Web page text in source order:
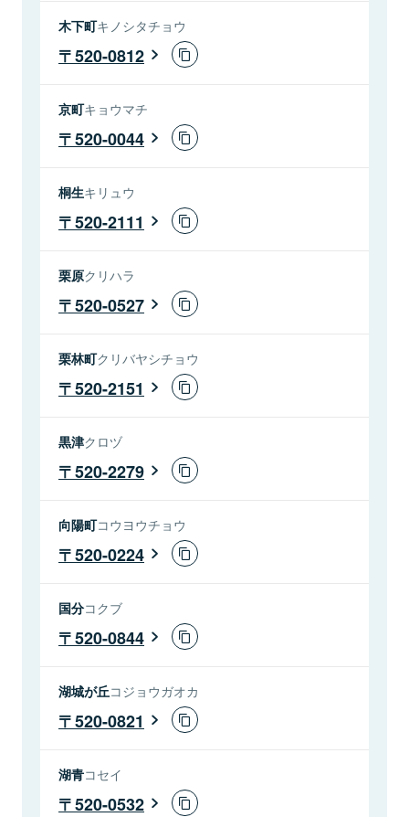
木下町キノシタチョウ
520-0812
京町キョウマチ
520-0044
桐生キリュウ
520-2111
栗原クリハラ
520-0527
栗林町クリバヤシチョウ
520-2151
黒津クロヅ
520-2279
向陽町コウヨウチョウ
520-0224
国分コクブ
520-0844
湖城が丘コジョウガオカ
520-0821
湖青コセイ
520-0532